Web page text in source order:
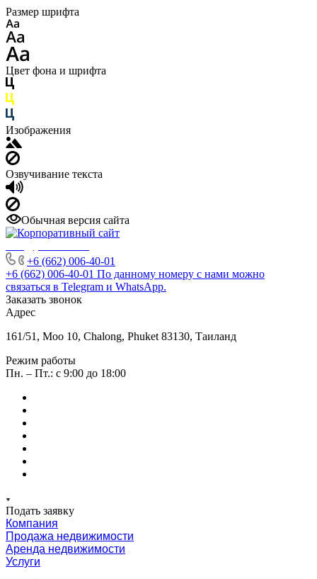
Размер шрифта
Цвет фона и шрифта
Изображения
Озвучивание текста
Обычная версия сайта
+6 (662) 006-40-01
+6 (662) 006-40-01 По данному номеру с нами можно
связаться в Telegram и WhatsApp.
Заказать звонок
Адрес
161/51, Moo 10, Chalong, Phuket 83130, Таиланд
Режим работы
Пн. – Пт.: с 9:00 до 18:00
Подать заявку
Компания
Продажа недвижимости
Аренда недвижимости
Услуги